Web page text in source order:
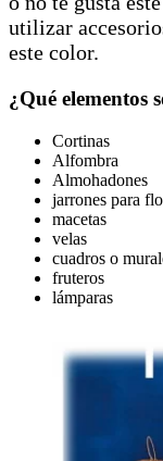
utilizar
este color.
¿Qué elementos
Cortinas
Alfombra
Almohadones
jarrones para
macetas
velas
cuadros o
fruteros
lámparas